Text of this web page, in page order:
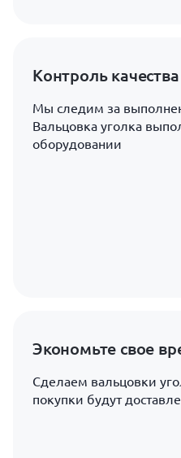
Контроль качества
Мы следим за
Вальцовка уголка
оборудовании
Экономьте свое
Сделаем вальцовки
покупки будут